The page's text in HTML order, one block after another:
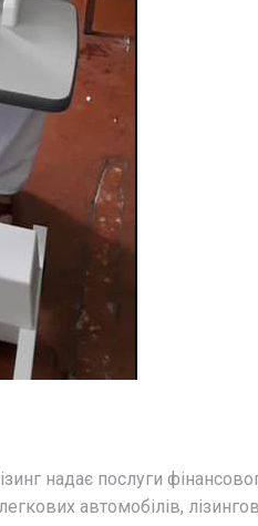
надає послуги
автомобілів,